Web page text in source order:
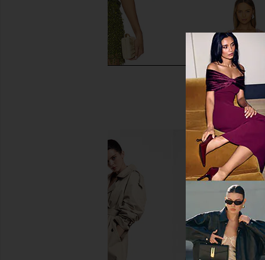
Cult Gaia Idalia Skirt in Deep
LA FUORI Fleur
Pink
LA FUORI
$890